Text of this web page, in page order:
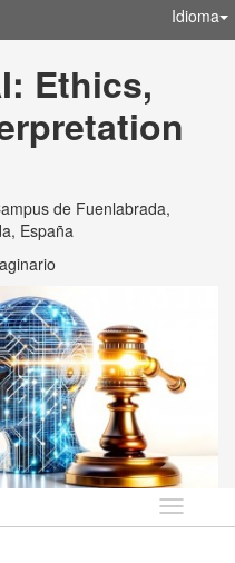
Idioma
Ethics,
de Fuenlabrada,
España
Idioma